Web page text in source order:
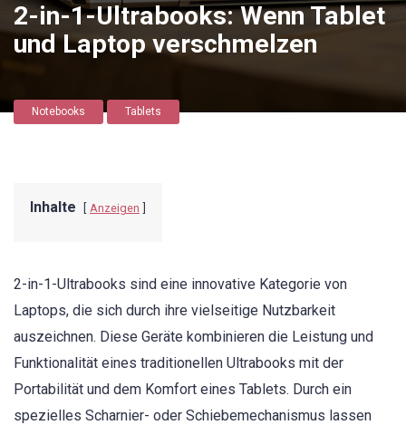
2-in-1-Ultrabooks: Wenn Tablet
und Laptop verschmelzen
Notebooks Tablets
Inhalte Anzeigen
2-in-1-Ultrabooks sind eine innovative Kategorie von
Laptops, die sich durch ihre vielseitige Nutzbarkeit
auszeichnen. Diese Geräte kombinieren die Leistung und
Funktionalität eines traditionellen Ultrabooks mit der
Portabilität und dem Komfort eines Tablets. Durch ein
spezielles Scharnier- oder Schiebemechanismus lassen